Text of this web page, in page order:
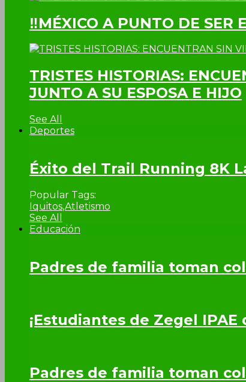
‼MÉXICO A PUNTO DE SER
TRISTES HISTORIAS:
JUNTO A SU ESPOSA E HIJO
See All
Deportes
Éxito del Trail Running 8K
Popular Tags:
Iquitos,Atletismo
See All
Educación
Padres de familia toman
¡Estudiantes de Zegel
Padres de familia toman